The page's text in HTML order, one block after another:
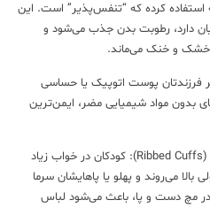
کرده که “تنفس‌پذیر” است. این
دارد، رطوبت بدن جذب می‌شود و
و خنک می‌ماند.
پوست اتوپیک یا حساسی
بدون مواد شیمیایی مضر، ایمن‌ترین
طراحی هوشمندانه سرآستین و مچ پا (Ribbed Cuffs): کودکان در خواب زیاد
می‌روند و پهلو یا پاهایشان سرما
در مچ دست و پا، باعث می‌شود لباس